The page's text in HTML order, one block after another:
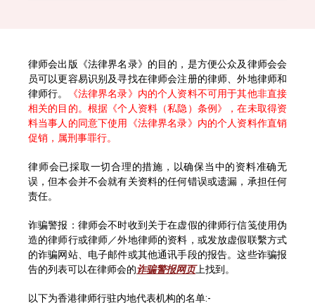
律师会出版《法律界名录》的目的，是方便公众及律师会会
员可以更容易识别及寻找在律师会注册的律师、外地律师和
律师行。
《法律界名录》内的个人资料不可用于其他非直接
相关的目的。根据《个人资料（私隐）条例》，在未取得资
料当事人的同意下使用《法律界名录》内的个人资料作直销
促销，属刑事罪行。
律师会已採取一切合理的措施，以确保当中的资料准确无
误，但本会并不会就有关资料的任何错误或遗漏，承担任何
责任。
诈骗警报：律师会不时收到关于在虚假的律师行信笺使用伪
造的律师行或律师／外地律师的资料，或发放虚假联繫方式
的诈骗网站、电子邮件或其他通讯手段的报告。这些诈骗报
告的列表可以在律师会的诈骗警报网页上找到。
以下为香港律师行驻内地代表机构的名单:-